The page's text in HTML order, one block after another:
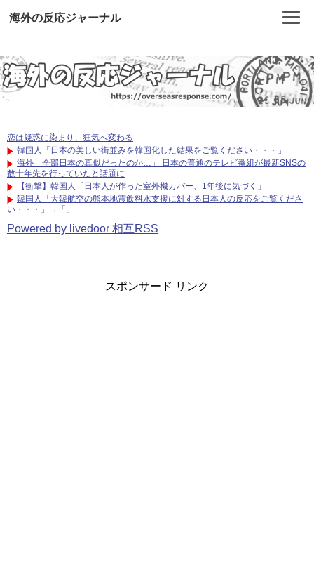
海外の反応ジャーナル
恋は疑惑に染まり、狂気へ変わる
韓国人「日本の美しい街並みを韓国化した結果をご覧ください・・・」
海外「全部日本の真似だったのか…」 日本の普通のテレビ番組が最新SNSの
数十年先を行っていたと話題に
【衝撃】韓国人「日本人が作った室外機カバー、1年後に気づく」
韓国人「大韓航空の熊本地震飲料水支援に対する日本人の反応をご覧くださ
い・・・」→「」
Powered by livedoor 相互RSS
スポンサード リンク